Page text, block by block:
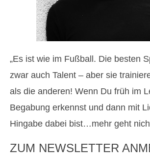
„Es ist wie im Fußball. Die besten
zwar auch Talent – aber sie
als die anderen! Wenn Du früh im
Begabung erkennst und dann mit
Hingabe dabei bist…mehr geht
ZUM NEWSLETTER